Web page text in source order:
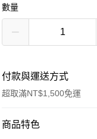
數量
付款與運送方式
超取滿NT$1,500免運
付款方式
商品特色